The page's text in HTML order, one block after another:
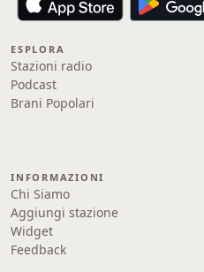
ESPLORA
Stazioni radio
Podcast
Brani Popolari
INFORMAZIONI
Chi Siamo
Aggiungi stazione
Widget
Feedback